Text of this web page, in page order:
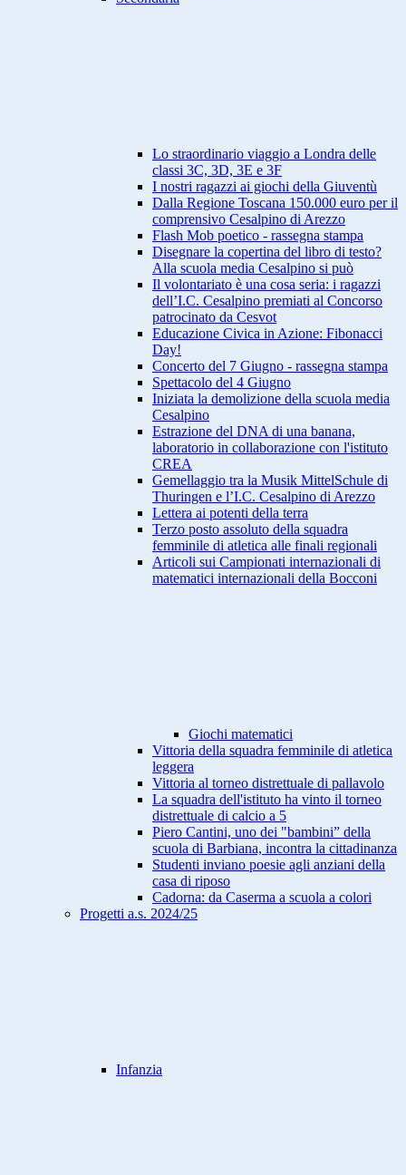
Lo straordinario viaggio a Londra delle
classi 3C, 3D, 3E e 3F
I nostri ragazzi ai giochi della Giuventù
Dalla Regione Toscana 150.000 euro per il
comprensivo Cesalpino di Arezzo
Flash Mob poetico - rassegna stampa
Disegnare la copertina del libro di testo?
Alla scuola media Cesalpino si può
Il volontariato è una cosa seria: i ragazzi
dell’I.C. Cesalpino premiati al Concorso
patrocinato da Cesvot
Educazione Civica in Azione: Fibonacci
Day!
Concerto del 7 Giugno - rassegna stampa
Spettacolo del 4 Giugno
Iniziata la demolizione della scuola media
Cesalpino
Estrazione del DNA di una banana,
laboratorio in collaborazione con l'istituto
CREA
Gemellaggio tra la Musik MittelSchule di
Thuringen e l’I.C. Cesalpino di Arezzo
Lettera ai potenti della terra
Terzo posto assoluto della squadra
femminile di atletica alle finali regionali
Articoli sui Campionati internazionali di
matematici internazionali della Bocconi
Giochi matematici
Vittoria della squadra femminile di atletica
leggera
Vittoria al torneo distrettuale di pallavolo
La squadra dell'istituto ha vinto il torneo
distrettuale di calcio a 5
Piero Cantini, uno dei "bambini” della
scuola di Barbiana, incontra la cittadinanza
Studenti inviano poesie agli anziani della
casa di riposo
Cadorna: da Caserma a scuola a colori
Progetti a.s. 2024/25
Infanzia